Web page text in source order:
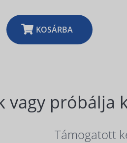
KOSÁRBA
vagy próbálja
Támogatott